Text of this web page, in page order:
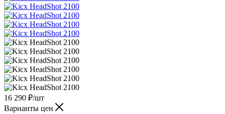
16 290 ₽/шт
Варианты цен